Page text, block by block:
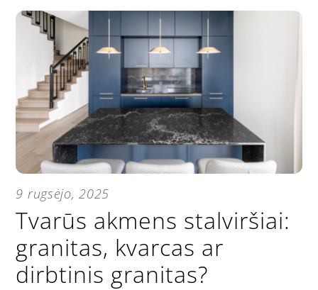
9 rugsėjo, 2025
Tvarūs akmens stalviršiai:
granitas, kvarcas ar
dirbtinis granitas?